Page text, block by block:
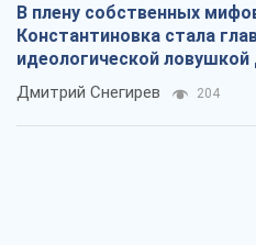
В плену собственных
Константиновка стала
идеологической ловушкой
российских оккупантов
Дмитрий Снегирев 204